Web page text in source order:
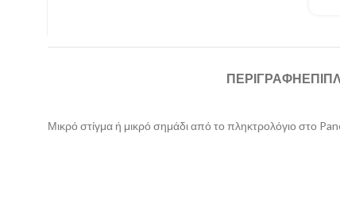
ΠΕΡΙΓΡΑΦΉ
Μικρό στίγμα ή μικρό σημάδι από το πληκτρολόγιο στο